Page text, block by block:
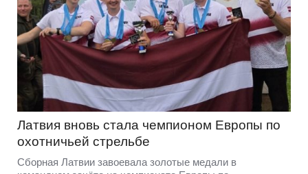
Латвия вновь стала чемпионом Европы по
охотничьей стрельбе
Сборная Латвии завоевала золотые медали в